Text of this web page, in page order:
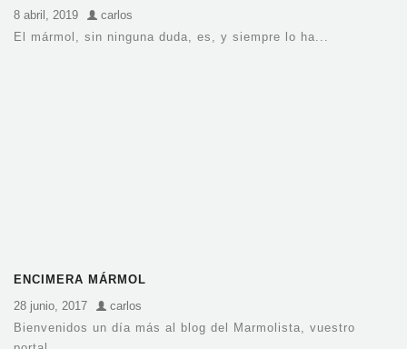
8 abril, 2019
carlos
El mármol, sin ninguna duda, es, y siempre lo ha...
ENCIMERA MÁRMOL
28 junio, 2017
carlos
Bienvenidos un día más al blog del Marmolista, vuestro